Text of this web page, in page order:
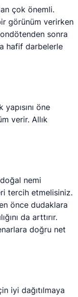
çok önemli.
görünüm verirken
sonra
hafif darbelerle
öne
verir. Allık
nemi
tercih etmelisiniz.
önce dudaklara
da arttırır.
doğru net
iyi dağıtılmaya